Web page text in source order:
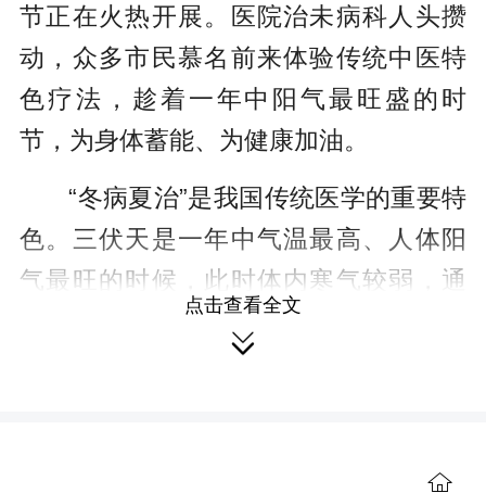
r
e
e
节正在火热开展。医院治未病科人头攒
动，众多市民慕名前来体验传统中医特
色疗法，趁着一年中阳气最旺盛的时
节，为身体蓄能、为健康加油。
“冬病夏治”是我国传统医学的重要特
色。三伏天是一年中气温最高、人体阳
气最旺的时候，此时体内寒气较弱，通
过选用扶阳补虚的中药进行穴位敷贴或
艾灸，有利于清除体内寒邪、促进阴阳
点击查看全文
